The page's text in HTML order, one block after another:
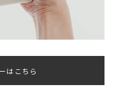
はこちら